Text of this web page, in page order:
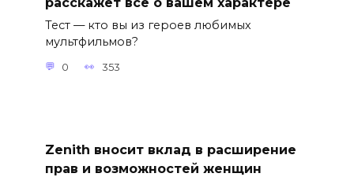
Тест — кто вы из героев любимых
мультфильмов?
0 353
Zenith вносит вклад в расширение
прав и возможностей женщин